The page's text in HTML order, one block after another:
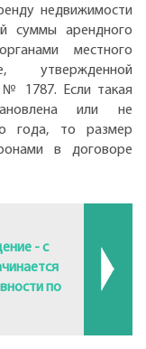
недвижимости
суммы арендного
местного
утвержденной
№ 1787. Если такая
или не
года, то размер
в договоре
- с
по